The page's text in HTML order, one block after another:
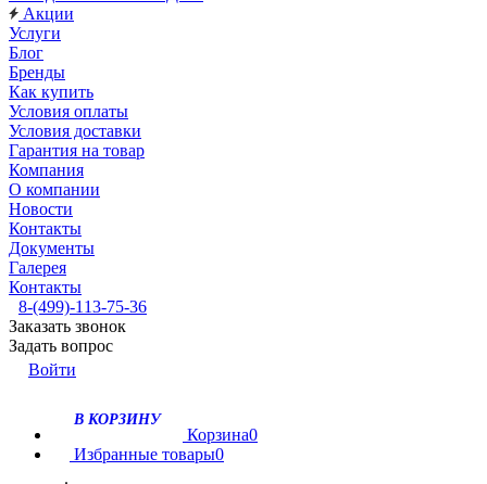
Акции
Услуги
Блог
Бренды
Как купить
Условия оплаты
Условия доставки
Гарантия на товар
Компания
О компании
Новости
Контакты
Документы
Галерея
Контакты
8-(499)-113-75-36
Заказать звонок
Задать вопрос
Войти
В КОРЗИНУ
Корзина0
Избранные товары0